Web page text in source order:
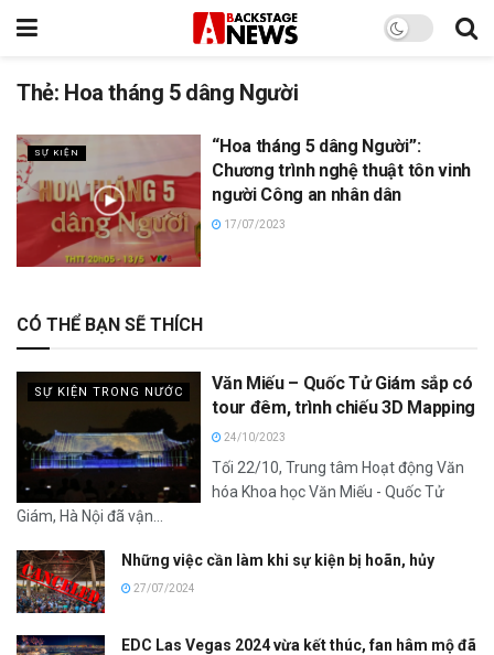
Thẻ: Hoa tháng 5 dâng Người
SỰ KIỆN
“Hoa tháng 5 dâng Người”:
Chương trình nghệ thuật tôn vinh
người Công an nhân dân
17/07/2023
CÓ THỂ BẠN SẼ THÍCH
SỰ KIỆN TRONG NƯỚC
Văn Miếu – Quốc Tử Giám sắp có
tour đêm, trình chiếu 3D Mapping
24/10/2023
Tối 22/10, Trung tâm Hoạt động Văn
hóa Khoa học Văn Miếu - Quốc Tử
Giám, Hà Nội đã vận...
Những việc cần làm khi sự kiện bị hoãn, hủy
27/07/2024
EDC Las Vegas 2024 vừa kết thúc, fan hâm mộ đã